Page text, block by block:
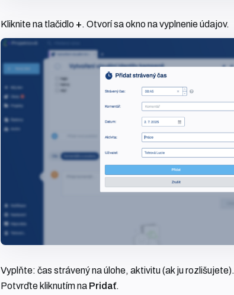
Kliknite na tlačidlo +. Otvorí sa okno na vyplnenie údajov.
Vyplňte: čas strávený na úlohe, aktivitu (ak ju rozlišujete).
Potvrďte kliknutím na Pridať.